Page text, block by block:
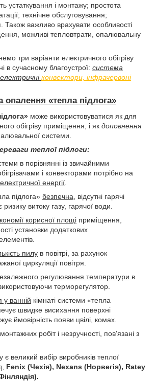
устаткування і монтажу; простота
технічне обслуговування;
Також важливо врахувати особливості
можливі тепловтрати, опалювальну
три варіанти електричного обігріву
в сучасному благоустрої: система
конвектори, інфрачервоні
опалення «тепла підлога»
може використовуватися як для
обігріву приміщення, і як доповнення
системи.
теплої підлоги:
в порівнянні із звичайними
і конвекторами потрібно на
енергії
підлога» безпечна , відсутні гарячі
витоку газу, гарячої води.
корисної площі приміщення,
установки додаткових
пилу в повітрі, за рахунок
циркуляції повітря.
регулювання температури в
терморегулятор.
у ванній кімнаті системи «тепла
швидке висихання поверхні
ймовірність появи цвілі, комах.
монтажних робіт і незручності, пов'язані з
є великий вибір виробників теплої
Fenix (Чехія), Nexans (Норвегія), Ratey